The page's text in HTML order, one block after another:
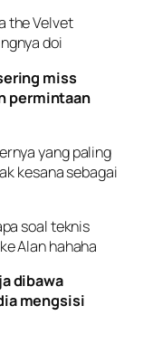
the Velvet
doi
miss
permintaan
yang paling
kesana sebagai
soal teknis
Alan hahaha
dibawa
mengsisi